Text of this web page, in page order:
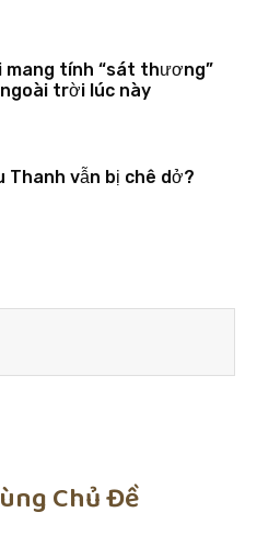
mang tính “sát thương”
trời lúc này
Thanh vẫn bị chê dở?
Chủ Đề